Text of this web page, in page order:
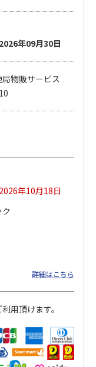
〈ＢＬＵＥＴＴＩ〉
年09月30日
物販サービス
年10月18日
詳細はこちら
用頂けます。